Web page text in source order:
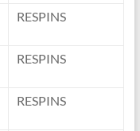
RESPINS
RESPINS
RESPINS